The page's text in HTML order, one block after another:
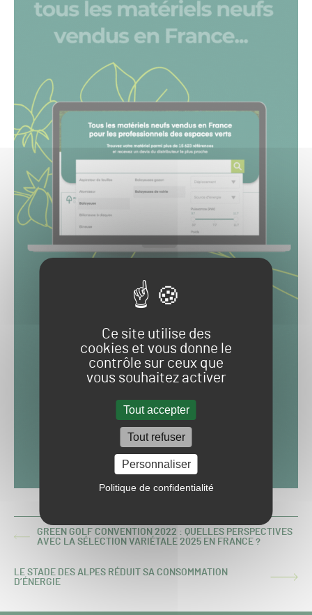
Ce site utilise des
cookies et vous donne le
contrôle sur ceux que
vous souhaitez activer
Tout accepter
Tout refuser
Personnaliser
Politique de confidentialité
ARTICLE
GREEN GOLF CONVENTION 2022 : QUELLES PERSPECTIVES
AVEC LA SÉLECTION VARIÉTALE 2025 EN FRANCE ?
ARTICLE
LE STADE DES ALPES RÉDUIT SA CONSOMMATION
D’ÉNERGIE